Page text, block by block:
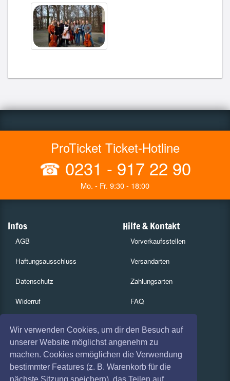
Wir verwenden Cookies, um dir den Besuch auf
unserer Website möglichst angenehm zu
machen. Cookies ermöglichen die Verwendung
bestimmter Features (z. B. Warenkorb für die
nächste Sitzung speichern), das Teilen auf
ProTicket Ticket-Hotline
☎ 0231 - 917 22 90
Mo. - Fr. 9:30 - 18:00
Infos
AGB
Haftungsausschluss
Datenschutz
Widerruf
Absagen
Hilfe & Kontakt
Vorverkaufsstellen
Versandarten
Zahlungsarten
FAQ
Services
Gutscheine
Geschäftskunden